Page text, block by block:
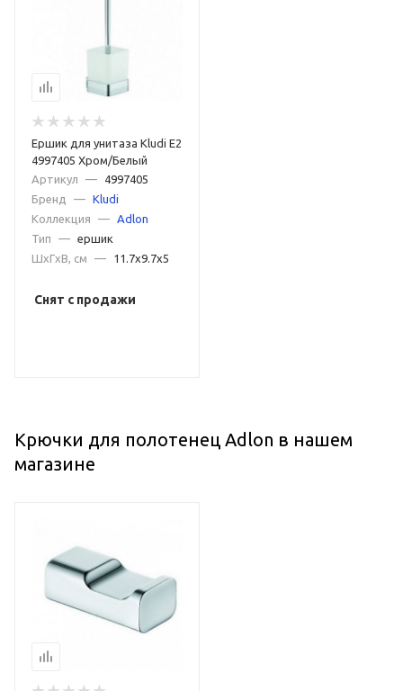
Ершик для унитаза Kludi E2
4997405 Хром/Белый
Артикул
—
4997405
Бренд
— Kludi
Коллекция
—
Adlon
Тип
— ершик
ШxГxВ, см
— 11.7x9.7x5
Снят с продажи
Крючки для полотенец Adlon в нашем
магазине